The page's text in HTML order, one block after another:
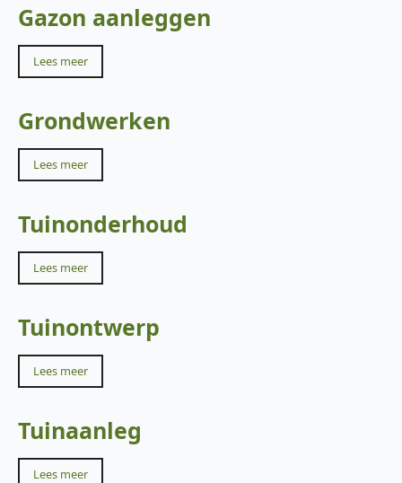
Gazon aanleggen
Lees meer
Grondwerken
Lees meer
Tuinonderhoud
Lees meer
Tuinontwerp
Lees meer
Tuinaanleg
Lees meer